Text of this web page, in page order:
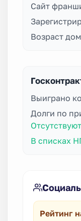
Сайт
Возраст
Выиграно
Долги по
Отсутствуют
В списках
Рейтинг